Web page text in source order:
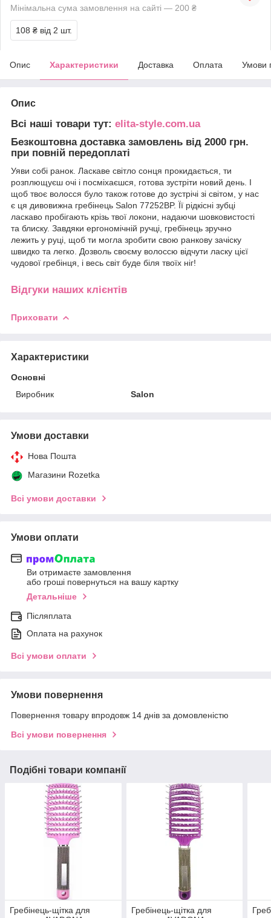
Мінімальна сума замовлення на сайті — 200 ₴
108 ₴ від 2 шт.
Опис Характеристики Доставка Оплата Умови
Опис
Всі наші товари тут: elita-style.com.ua
Безкоштовна доставка замовлень від 2000 грн.
при повній передоплаті
Уяви собі ранок. Ласкаве світло сонця прокидається, ти
розплющуєш очі і посміхаєшся, готова зустріти новий день. І
щоб твоє волосся було також готове до зустрічі зі світом, у нас
є ця дивовижна гребінець Salon 77252BP. Її рідкісні зубці
ласкаво пробігають крізь твої локони, надаючи шовковистості
та блиску. Завдяки ергономічній ручці, гребінець зручно
лежить у руці, щоб ти могла зробити свою ранкову зачіску
швидко та легко. Дозволь своєму волоссю відчути ласку цієї
чудової гребінця, і весь світ буде біля твоїх ніг!
Відгуки наших клієнтів
Приховати
Характеристики
Основні
Виробник
Salon
Умови доставки
Нова Пошта
Магазини Rozetka
Всі умови доставки
Умови оплати
Ви отримаєте замовлення
або гроші повернуться на вашу картку
Детальніше
Післяплата
Оплата на рахунок
Всі умови оплати
Умови повернення
Повернення товару впродовж 14 днів за домовленістю
Всі умови повернення
Подібні товари компанії
Гребінець-щітка для
Гребінець-щітка для